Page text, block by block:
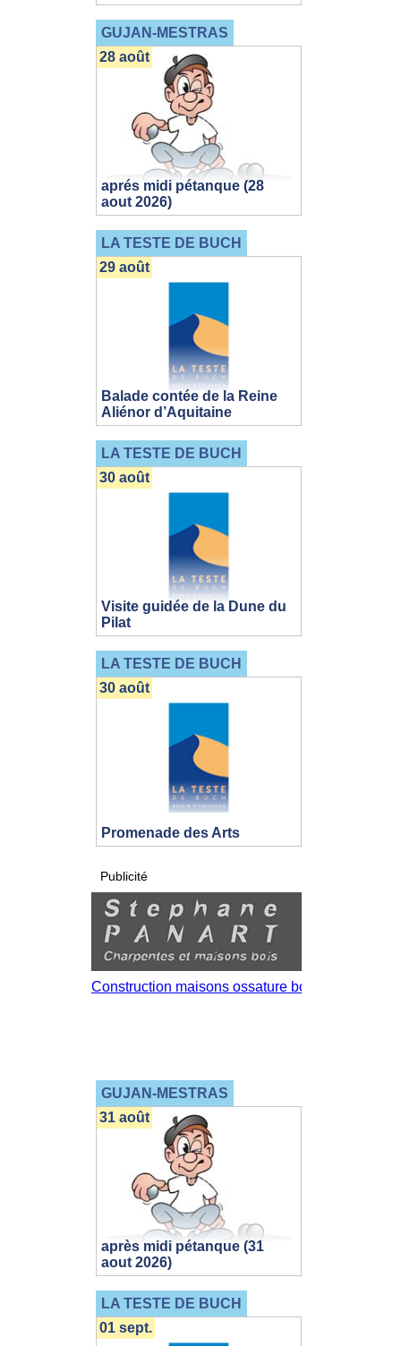
GUJAN-MESTRAS
aprés midi pétanque (28
aout 2026)
28 août
LA TESTE DE BUCH
Balade contée de la Reine
Aliénor d’Aquitaine
29 août
LA TESTE DE BUCH
Visite guidée de la Dune du
Pilat
30 août
LA TESTE DE BUCH
Promenade des Arts
30 août
Publicité
GUJAN-MESTRAS
après midi pétanque (31
aout 2026)
31 août
LA TESTE DE BUCH
01 sept.